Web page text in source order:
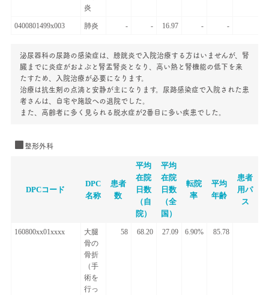
炎
0400801499x003 肺炎 - - 16.97 - -
泌尿器科の尿路の感染症は、膀胱炎で入院治療する方はいませんが、腎
臓までに炎症がおよぶと腎盂腎炎となり、高い熱と腎機能の低下を来
たすため、入院治療が必要になります。
治療は抗生剤の点滴と安静が主になります。尿路感染症で入院された患
者さんは、自宅や施設への退院でした。
また、高齢者に多く見られる脱水症が2番目に多い疾患でした。
整形外科
DPCコード
DPC
名称
患者
数
平均
在院
日数
（自
院）
平均
在院
日数
（全
国）
転院
率
平均
年齢
患者
用パ
ス
160800xx01xxxx
大腿
骨の
骨折
（手
術を
行っ
58 68.20 27.09 6.90% 85.78